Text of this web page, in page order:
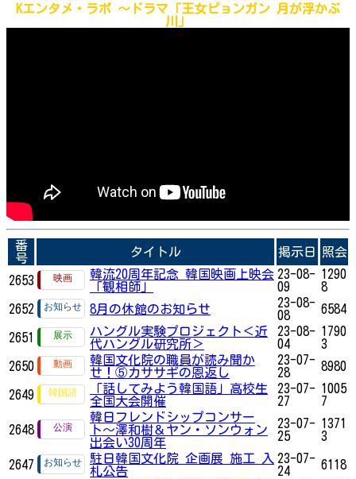
Kエンタメ・ラボ ～ ドラマ「王女ピョンガン 月が浮かぶ
川」
番
号
タイトル 掲示日 照会
2653
韓流20周年記念 韓国映画上映会
「観相師」
23-08-
09
1290
8
2652
8月の休館のお知らせ
23-08-
08
6584
2651
ハングル実験プロジェクト＜近
代ハングル研究所＞
23-08-
04
1790
3
2650
韓国文化院の職員が読み聞か
せ！⑤カササギの恩返し
23-07-
28
8980
2649
「話してみよう韓国語」高校生
全国大会開催
23-07-
27
1005
7
2648
韓日フレンドシップコンサー
ト〜澤和樹＆ヤン・ソンウォン
出会い30周年
23-07-
25
1371
3
2647
駐日韓国文化院 企画展 施工 入
札公告
23-07-
24
6118